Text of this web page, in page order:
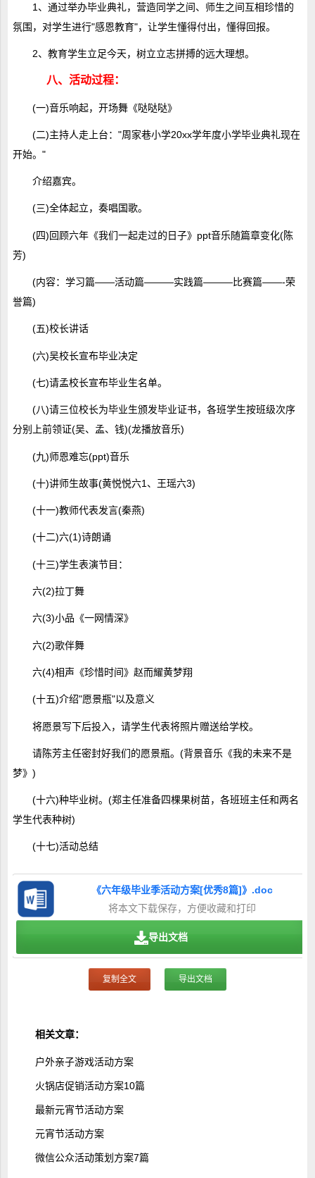
1、通过举办毕业典礼，营造同学之间、师生之间互相珍惜的
氛围，对学生进行"感恩教育"，让学生懂得付出，懂得回报。
2、教育学生立足今天，树立立志拼搏的远大理想。
八、活动过程：
(一)音乐响起，开场舞《哒哒哒》
(二)主持人走上台："周家巷小学20xx学年度小学毕业典礼现在
开始。"
介绍嘉宾。
(三)全体起立，奏唱国歌。
(四)回顾六年《我们一起走过的日子》ppt音乐随篇章变化(陈
芳)
(内容：学习篇――活动篇―――实践篇―――比赛篇――-荣
誉篇)
(五)校长讲话
(六)吴校长宣布毕业决定
(七)请孟校长宣布毕业生名单。
(八)请三位校长为毕业生颁发毕业证书，各班学生按班级次序
分别上前领证(吴、孟、钱)(龙播放音乐)
(九)师恩难忘(ppt)音乐
(十)讲师生故事(黄悦悦六1、王瑶六3)
(十一)教师代表发言(秦燕)
(十二)六(1)诗朗诵
(十三)学生表演节目：
六(2)拉丁舞
六(3)小品《一网情深》
六(2)歌伴舞
六(4)相声《珍惜时间》赵而耀黄梦翔
(十五)介绍"愿景瓶"以及意义
将愿景写下后投入，请学生代表将照片赠送给学校。
请陈芳主任密封好我们的愿景瓶。(背景音乐《我的未来不是
梦》)
(十六)种毕业树。(郑主任准备四棵果树苗，各班班主任和两名
学生代表种树)
(十七)活动总结
《六年级毕业季活动方案[优秀8篇]》.doc
将本文下载保存，方便收藏和打印
导出文档
复制全文 导出文档
相关文章：
户外亲子游戏活动方案
火锅店促销活动方案10篇
最新元宵节活动方案
元宵节活动方案
微信公众活动策划方案7篇